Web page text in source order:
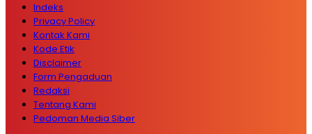
Indeks
Privacy Policy
Kontak Kami
Kode Etik
Disclaimer
Form Pengaduan
Redaksi
Tentang Kami
Pedoman Media Siber